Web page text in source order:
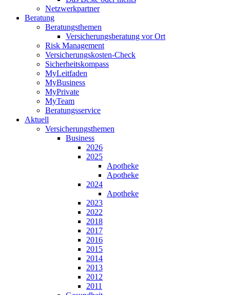
Netzwerkpartner
Beratung
Beratungsthemen
Versicherungsberatung vor Ort
Risk Management
Versicherungskosten-Check
Sicherheitskompass
MyLeitfaden
MyBusiness
MyPrivate
MyTeam
Beratungsservice
Aktuell
Versicherungsthemen
Business
2026
2025
Apotheke
Apotheke
2024
Apotheke
2023
2022
2018
2017
2016
2015
2014
2013
2012
2011